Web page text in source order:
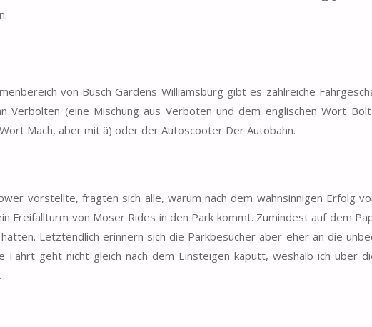
von Busch Gardens Williamsburg gibt es zahlreiche
Verbolten (eine Mischung aus Verboten und dem englischen Wort
Mach, aber mit ä) oder der Autoscooter Der Autobahn.
vorstellte, fragten sich alle, warum nach dem wahnsinnigen Erfolg
Freifallturm von Moser Rides in den Park kommt. Zumindest auf dem
Letztendlich erinnern sich die Parkbesucher aber eher an die
Fahrt geht nicht gleich nach dem Einsteigen kaputt, weshalb ich über